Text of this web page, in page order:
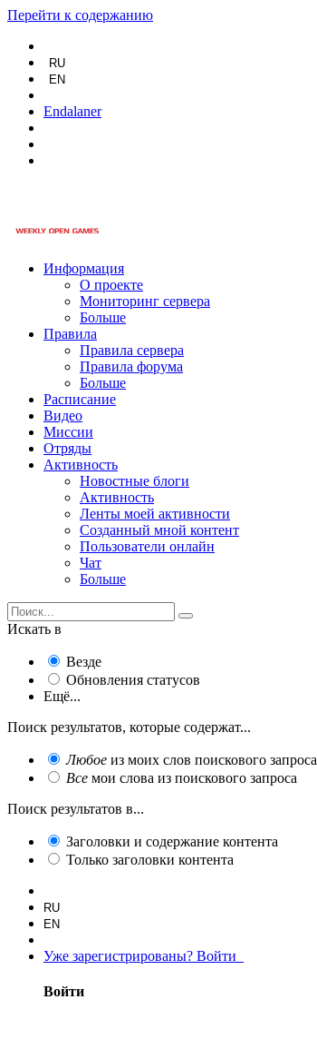
Перейти к содержанию
RU
EN
Endalaner
Информация
О проекте
Мониторинг сервера
Больше
Правила
Правила сервера
Правила форума
Больше
Расписание
Видео
Миссии
Отряды
Активность
Новостные блоги
Активность
Ленты моей активности
Созданный мной контент
Пользователи онлайн
Чат
Больше
Искать в
Везде
Обновления статусов
Ещё...
Поиск результатов, которые содержат...
Любое из моих слов поискового запроса
Все мои слова из поискового запроса
Поиск результатов в...
Заголовки и содержание контента
Только заголовки контента
RU
EN
Уже зарегистрированы? Войти
Войти